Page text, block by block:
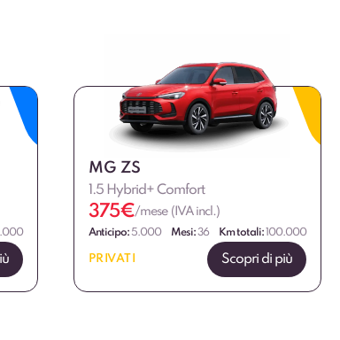
MG ZS
1.5 Hybrid+ Comfort
375€/mese (IVA incl.)
Anticipo:5.000 Mesi:36 Km totali: 100.000
PRIVATI Scopri di più